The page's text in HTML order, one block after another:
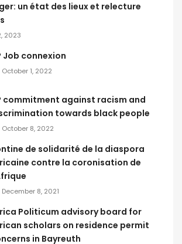
un état des lieux et relecture
2023
Job connexion
October 1, 2022
commitment against racism and
towards black people
October 8, 2022
de solidarité de la diaspora
contre la coronisation de
December 8, 2021
Politicum advisory board for
scholars on residence permit
in Bayreuth